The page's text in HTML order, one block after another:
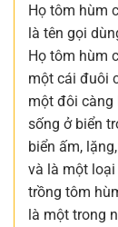
Họ tôm hùm
là tên gọi
Họ tôm hùm
một cái đuôi
một đôi càng
sống ở biển
biển ấm,
và là một loại
trồng tôm
là một trong